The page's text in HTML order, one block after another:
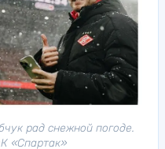
рад снежной погоде.
«Спартак»